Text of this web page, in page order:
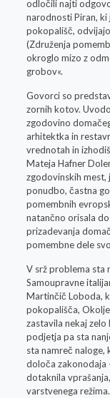
odločili najti
narodnosti Piran,
pokopališč,
(Združenja
okroglo mizo z
grobov«.
Govorci so
zornih kotov.
zgodovino
arhitektka in
vrednotah in
Mateja Hafner
zgodovinskih
ponudbo, častna
pomembnih
natančno orisala
prizadevanja
pomembne dele
V srž problema sta
Samoupravne
Martinčič Loboda,
pokopališča,
zastavila nekaj
podjetja pa sta
sta namreč
določa zakonodaja
dotaknila
varstvenega režima.